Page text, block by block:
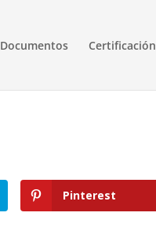
Documentos Certificación
Pinterest